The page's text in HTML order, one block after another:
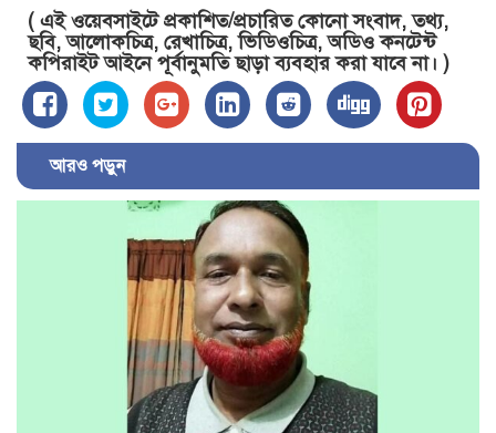
( এই ওয়েবসাইটে প্রকাশিত/প্রচারিত কোনো সংবাদ, তথ্য,
ছবি, আলোকচিত্র, রেখাচিত্র, ভিডিওচিত্র, অডিও কনটেন্ট
কপিরাইট আইনে পূর্বানুমতি ছাড়া ব্যবহার করা যাবে না। )
আরও পড়ুন